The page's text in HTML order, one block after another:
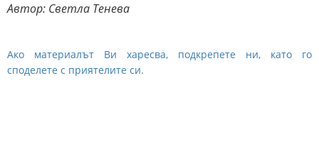
Автор: Светла Тенева
Ако материалът Ви харесва, подкрепете ни, като го
споделете с приятелите си.